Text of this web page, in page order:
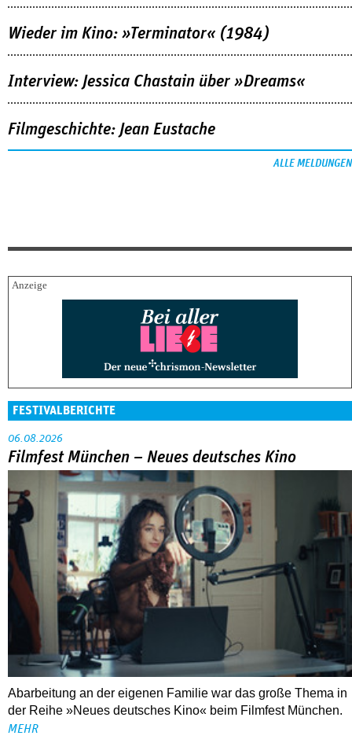
Wieder im Kino: »Terminator« (1984)
Interview: Jessica Chastain über »Dreams«
Filmgeschichte: Jean Eustache
ALLE MELDUNGEN
FESTIVALBERICHTE
06.08.2026
Filmfest München – Neues deutsches Kino
Abarbeitung an der eigenen Familie war das große Thema in
der Reihe »Neues deutsches Kino« beim Filmfest München.
MEHR